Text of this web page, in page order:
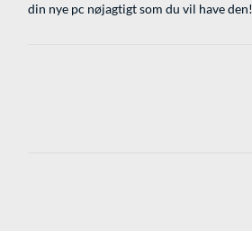
din nye pc nøjagtigt som du vil have den!